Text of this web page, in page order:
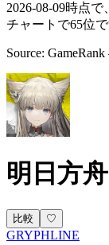
2026-08-09時点で
チャートで65位で
Source:
明日方
比較 ♡
GRYPHLINE